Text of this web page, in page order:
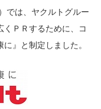
は、ヤクルトグルー
くＰＲするために、コ
』と制定しました。